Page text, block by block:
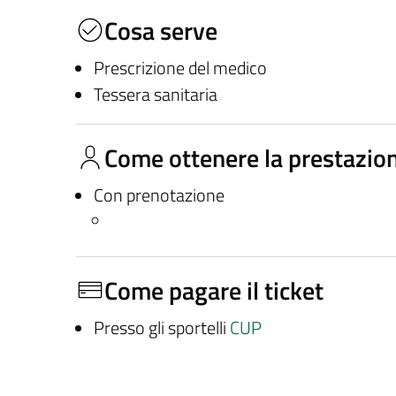
Cosa serve
Prescrizione del medico
Tessera sanitaria
Come ottenere la
Con prenotazione
Come pagare il ticket
Presso gli sportelli CUP